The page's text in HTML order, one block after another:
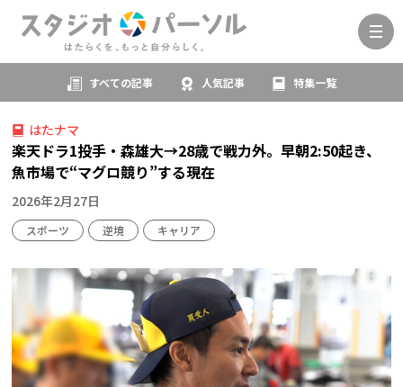
すべての記事 人気記事 特集一覧
はたナマ
楽天ドラ1投手・森雄大→28歳で戦力外。早朝2:50起き、
魚市場で“マグロ競り”する現在
2026年2月27日
スポーツ 逆境 キャリア